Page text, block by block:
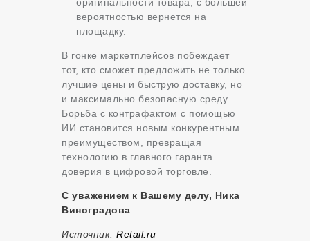
вероятностью вернется на
площадку.
В гонке маркетплейсов побеждает
тот, кто сможет предложить не только
лучшие цены и быструю доставку, но
и максимально безопасную среду.
Борьба с контрафактом с помощью
ИИ становится новым конкурентным
преимуществом, превращая
технологию в главного гаранта
доверия в цифровой торговле.
С уважением к Вашему делу, Ника
Виноградова
Источник: Retail.ru